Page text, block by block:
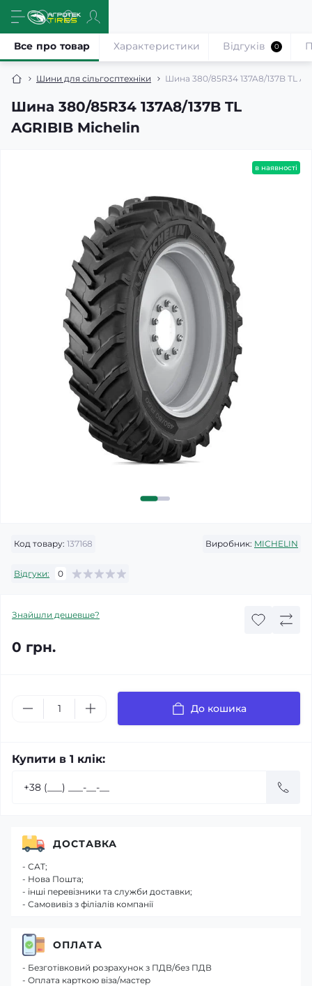
Шини для сільгосптехніки Шина 380/85R34 137A8/137B TL
Шина 380/85R34 137A8/137B TL
AGRIBIB Michelin
Все про товар Характеристики Відгуків 0
в наявності
Код товару: 137168 Виробник: MICHELIN
Відгуки: 0
Знайшли дешевше?
0 грн.
До кошика
Купити в 1 клік:
ДОСТАВКА
- САТ;
- Нова Пошта;
- інші перевізники та служби доставки;
- Самовивіз з філіалів компанії
ОПЛАТА
- Безготівковий розрахунок з ПДВ/без ПДВ
- Оплата карткою віза/мастер